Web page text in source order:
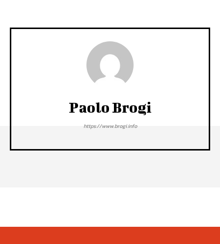
Paolo Brogi
https://www.brogi.info